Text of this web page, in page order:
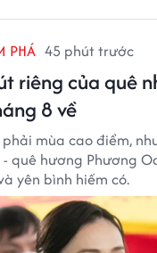
PHÁ 45 phút trước
riêng của quê
8 về
mùa cao điểm,
quê hương Phương
yên bình hiếm có.